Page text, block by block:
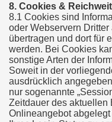
8. Cookies &
8.1 Cookies sind
oder Webservern
übertragen und dort für
werden. Bei Cookies
sonstige Arten der
Soweit in der
ausdrücklich
nur sogenannte
Zeitdauer des aktuellen
Onlineangebot